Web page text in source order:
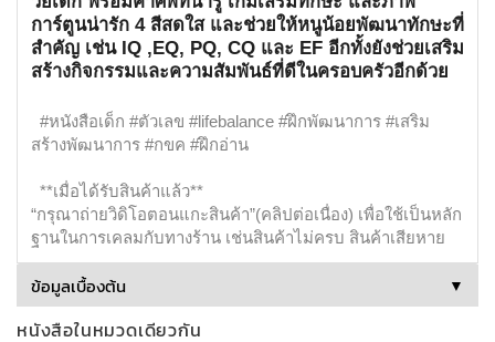
การ์ตูนน่ารัก 4 สีสดใส และช่วยให้หนูน้อยพัฒนาทักษะที่
สำคัญ เช่น IQ ,EQ, PQ, CQ และ EF อีกทั้งยังช่วยเสริม
สร้างกิจกรรมและความสัมพันธ์ที่ดีในครอบครัวอีกด้วย
#หนังสือเด็ก #ตัวเลข #lifebalance #ฝึกพัฒนาการ #เสริม
สร้างพัฒนาการ #กขค #ฝึกอ่าน
**เมื่อได้รับสินค้าแล้ว**
“กรุณาถ่ายวิดิโอตอนแกะสินค้า”(คลิปต่อเนื่อง) เพื่อใช้เป็นหลัก
ฐานในการเคลมกับทางร้าน เช่นสินค้าไม่ครบ สินค้าเสียหาย
ข้อมูลเบื้องต้น ▼